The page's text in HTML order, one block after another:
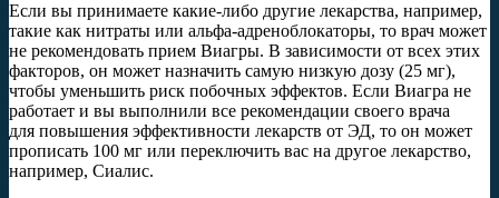
Если вы принимаете какие-либо другие лекарства, например,
такие как нитраты или альфа-адреноблокаторы, то врач может
не рекомендовать прием Виагры. В зависимости от всех этих
факторов, он может назначить самую низкую дозу (25 мг),
чтобы уменьшить риск побочных эффектов. Если Виагра не
работает и вы выполнили все рекомендации своего врача
для повышения эффективности лекарств от ЭД, то он может
прописать 100 мг или переключить вас на другое лекарство,
например, Сиалис.